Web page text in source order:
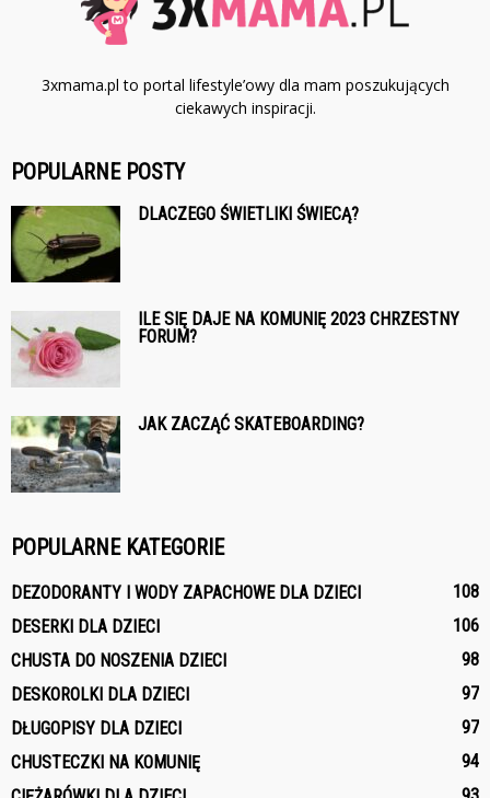
3xmama.pl to portal lifestyle’owy dla mam poszukujących
ciekawych inspiracji.
POPULARNE POSTY
DLACZEGO ŚWIETLIKI ŚWIECĄ?
ILE SIĘ DAJE NA KOMUNIĘ 2023 CHRZESTNY
FORUM?
JAK ZACZĄĆ SKATEBOARDING?
POPULARNE KATEGORIE
DEZODORANTY I WODY ZAPACHOWE DLA DZIECI
108
DESERKI DLA DZIECI
106
CHUSTA DO NOSZENIA DZIECI
98
DESKOROLKI DLA DZIECI
97
DŁUGOPISY DLA DZIECI
97
CHUSTECZKI NA KOMUNIĘ
94